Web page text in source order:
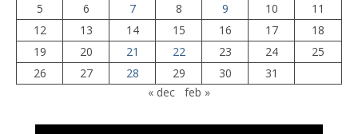
5
6 7 8 9 10
11
12
13 14 15 16 17
18
19
20 21 22 23 24
25
26
27 28 29 30
31
« dec
feb »